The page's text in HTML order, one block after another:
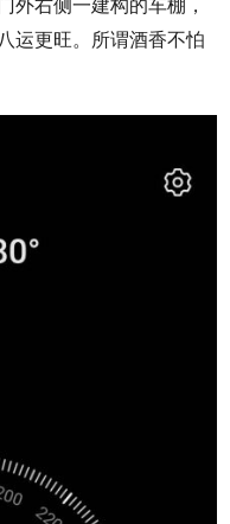
外右侧一建构的车棚，
运更旺。所谓酒香不怕